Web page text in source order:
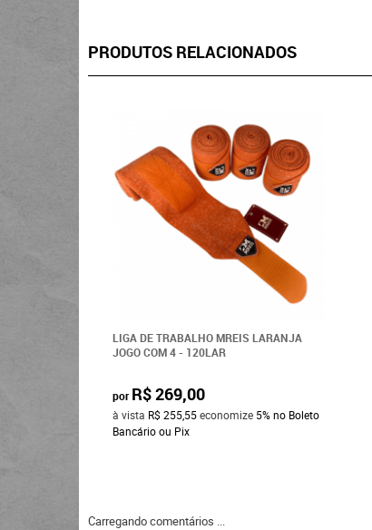
PRODUTOS RELACIONADOS
LIGA DE TRABALHO MREIS LARANJA
JOGO COM 4 - 120LAR
por R$ 269,00
à vista R$ 255,55economize 5% no Boleto
Bancário ou Pix
Carregando comentários ...